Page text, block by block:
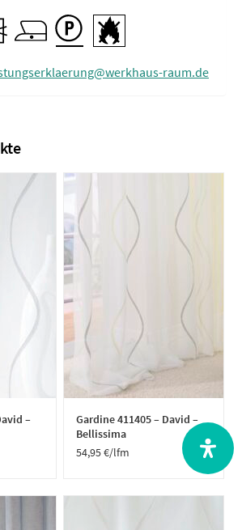
raum.de
–
Gardine 411405 – David –
Bellissima
54,95€/lfm